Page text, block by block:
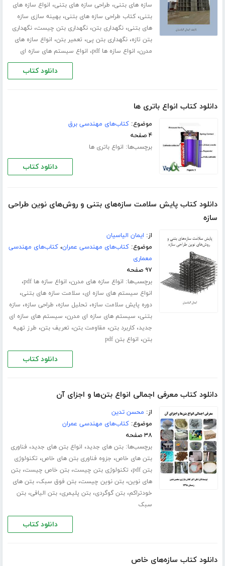
سازه های بتنی، طراحی سازه های بتنی، انواع سازه های
بتنی،کتاب طراحی سازه های بتنی،بهینه سازی سازه
های بتنی،نگهداری بتن،نگهداری بتن چیست،نگهداری
بتن تازه،نگهداری بتن پی، تعمیر بتن، انواع سازه های
مدرن، انواع سازه ها pdf ، انواع سیستم های سازه ای
دانلود کتاب
دانلود کتاب انواع باتری ها
موضوع:کتاب‌های مهندسی برق
۴ صفحه
برچسب‌ها: انواع باتری ها
دانلود کتاب
دانلود کتاب پایش سلامت سازه‌های بتنی و روش‌های نوین طراحی
سازه
از: ایمان الیاسیان
موضوع:کتاب‌های مهندسی عمران،کتاب‌های مهندسی
معماری
۹۷ صفحه
برچسب‌ها: انواع سازه های مدرن، انواع سازه ها pdf ،
انواع سیستم های سازه ای، سلامت سازه های بتنی،
دوره پایش سلامت سازه، تحلیل سازه، طراحی سازه، سازه
بتنی، سیستم های سازه ای مدرن، سیستم های سازه ای
جدید،کاربرد بتن، مقاومت بتن، تعریف بتن، طرز تهیه
بتن، انواع بتن pdf
دانلود کتاب
دانلود کتاب معرفی اجمالی انواع بتن‌ها و اجزای آن
از: محسن تدین
موضوع:کتاب‌های مهندسی عمران
۳۸ صفحه
برچسب‌ها:بتن های جدید، انواع بتن های جدید، فناوری
بتن های خاص، جزوه فناوری بتن های خاص، تکنولوژی
بتن pdf
، تکنولوژی بتن چیست،بتن خاص چیست،بتن
های نوین،بتن نوین چیست،بتن فوق سبک،بتن های
خودتراکم،بتن گوگردی،بتن پلیمری،بتن الیافی،بتن
سبک
دانلود کتاب
دانلود کتاب سازه‌های خاص